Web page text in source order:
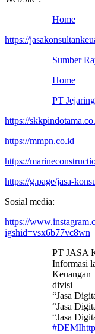
Home
https://
Sumber
Home
PT
https://
https://mmpn.co.id
https://
https://g.page/jasa-
Sosial media:
https://
igshid=vsx6b77vc8wn
PT JASA
Informasi
Keuangan
divisi
“Jasa
“Jasa
“Jasa
#DEMI